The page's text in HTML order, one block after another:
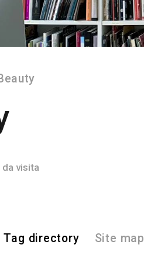
visita
Tag directory Site map